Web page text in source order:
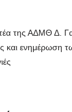
της ΑΔΜΘ Δ.
ενημέρωση